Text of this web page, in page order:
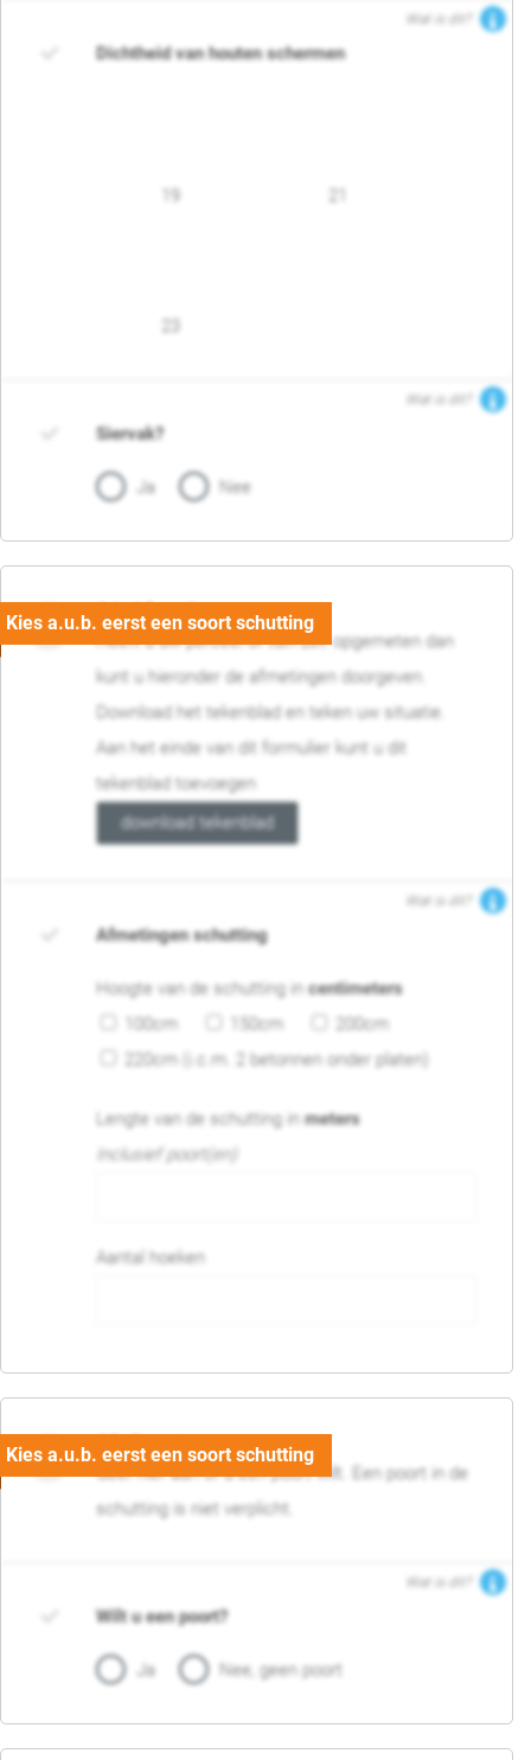
Wat is dit?
Dichtheid van houten schermen
19
Wat is dit?
Siervak?
Ja Nee
04. Afmetingen
Heeft u uw perceel of tuin zelf opgemeten dan
kunt u hieronder de afmetingen doorgeven.
Download het tekenblad en teken uw situatie.
Aan het einde van dit formulier kunt u dit
tekenblad toevoegen
download tekenblad
Wat is dit?
Afmetingen schutting
Hoogte van de schutting incentimeters
100cm
150cm
200cm
220cm (i.c.m. 2 betonnen onder platen)
Lengte van de schutting inmeters
Inclusief poort(en)
Aantal hoeken
05. Poort
Geef hier aan of u een poort wilt. Een poort in de
schutting is niet verplicht.
Wat is dit?
Wilt u een poort?
Ja Nee, geen poort